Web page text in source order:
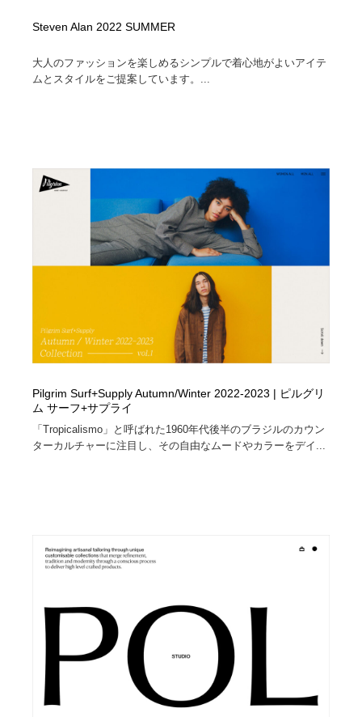
Steven Alan 2022 SUMMER
大人のファッションを楽しめるシンプルで着心地がよいアイテ
ムとスタイルをご提案しています。...
Pilgrim Surf+Supply Autumn/Winter 2022-2023 | ピルグリ
ム サーフ+サプライ
「Tropicalismo」と呼ばれた1960年代後半のブラジルのカウン
ターカルチャーに注目し、その自由なムードやカラーをデイ...